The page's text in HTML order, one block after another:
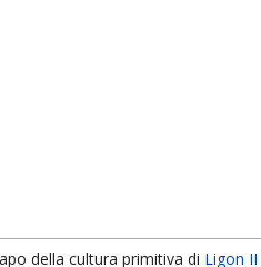
della cultura primitiva di Ligon II